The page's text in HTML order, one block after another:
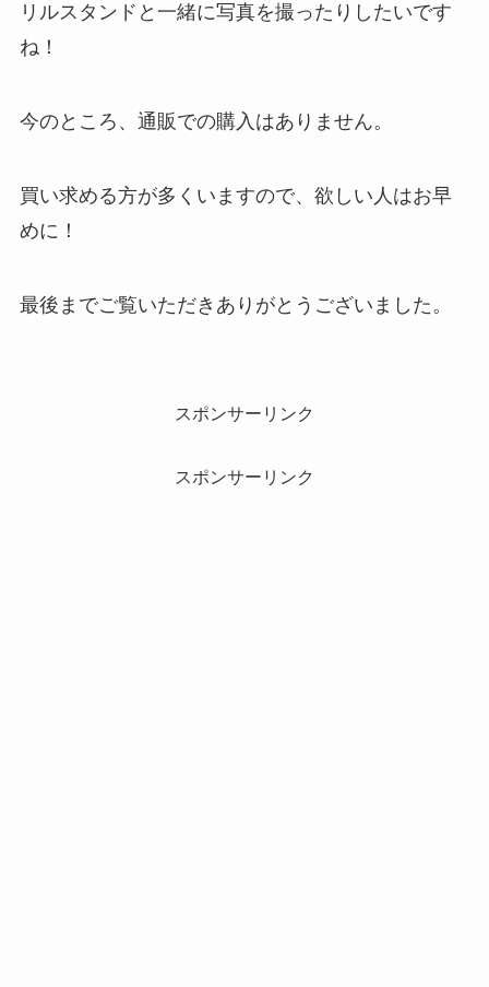
リルスタンドと一緒に写真を撮ったりしたいです
ね！
今のところ、通販での購入はありません。
買い求める方が多くいますので、欲しい人はお早
めに！
最後までご覧いただきありがとうございました。
スポンサーリンク
スポンサーリンク